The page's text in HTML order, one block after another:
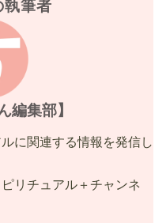
執筆者
編集部】
に関連する情報を発信し
リチュアル＋チャンネ